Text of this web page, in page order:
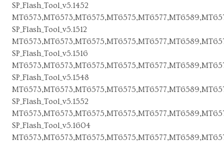
SP_Flash_Tool_v5.1452
SP_Flash_Tool_v5.1512
SP_Flash_Tool_v5.1516
SP_Flash_Tool_v5.1548
SP_Flash_Tool_v5.1552
SP_Flash_Tool_v5.1604